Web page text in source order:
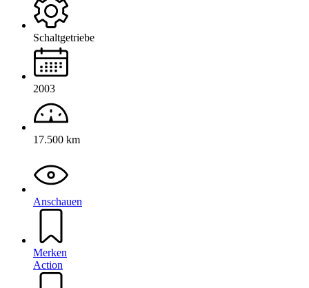
Schaltgetriebe
2003
17.500 km
Anschauen
Merken
Action